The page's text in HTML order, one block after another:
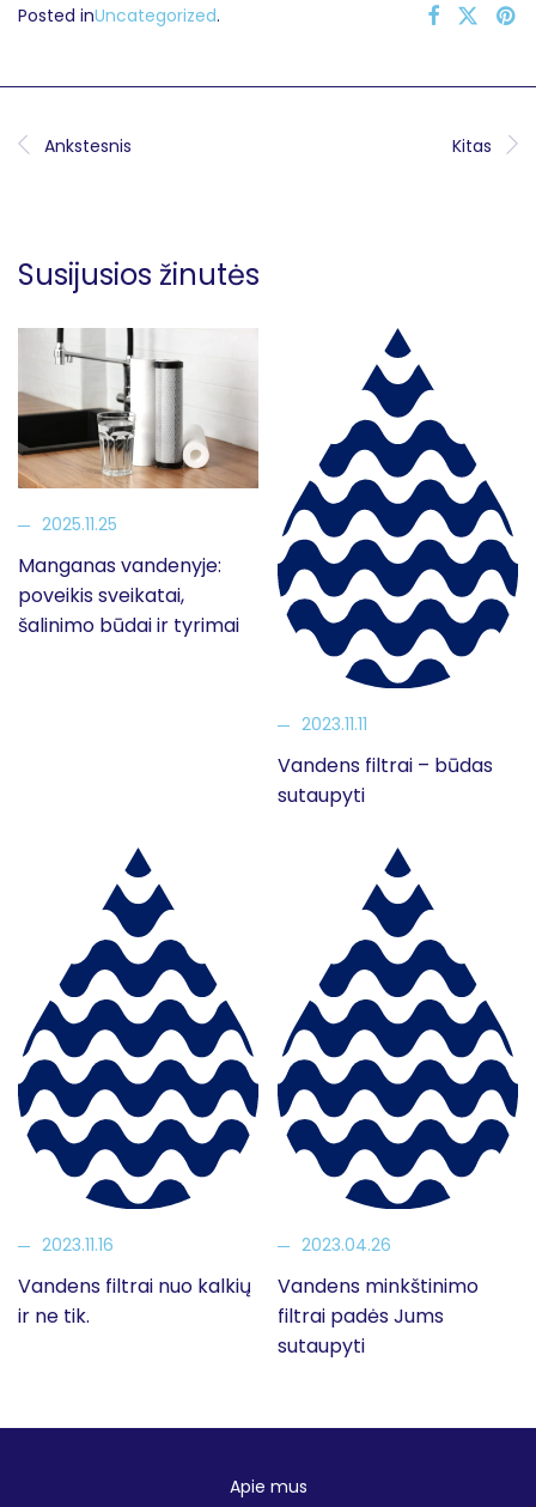
Posted inUncategorized.
Ankstesnis Kitas
Susijusios žinutės
2025.11.25
Manganas vandenyje:
poveikis sveikatai,
šalinimo būdai ir tyrimai
2023.11.11
Vandens filtrai – būdas
sutaupyti
2023.11.16
Vandens filtrai nuo kalkių
ir ne tik.
2023.04.26
Vandens minkštinimo
filtrai padės Jums
sutaupyti
Apie mus